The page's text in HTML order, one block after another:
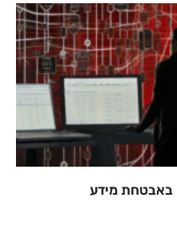
באבטחת מידע